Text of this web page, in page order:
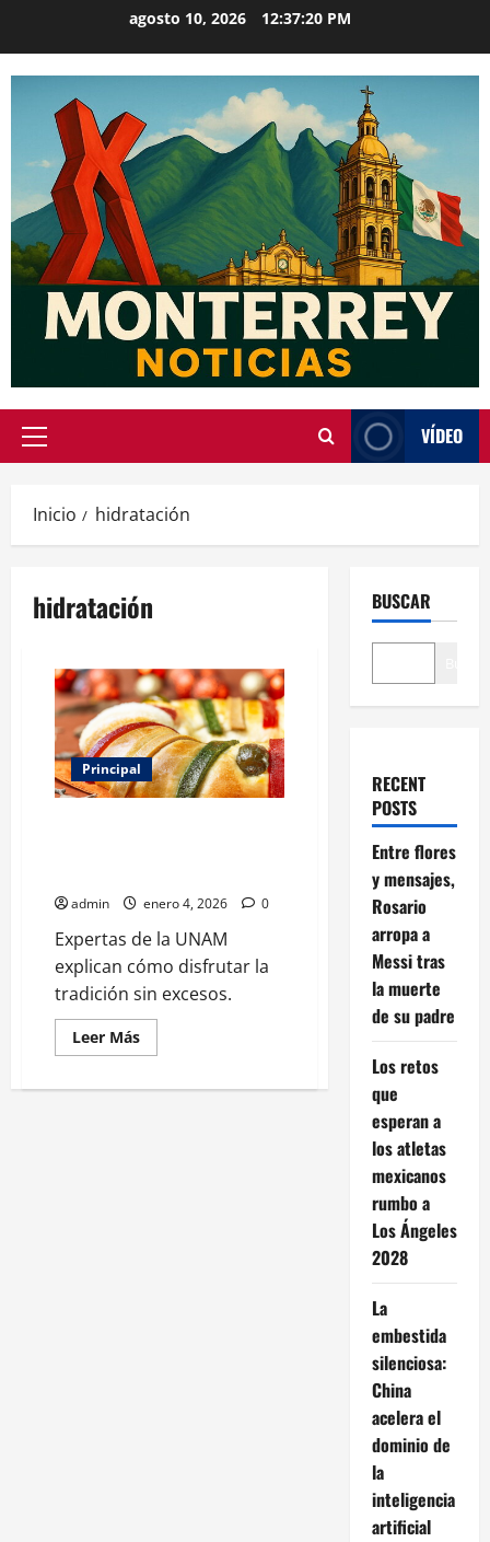
agosto 10, 2026 12:37:21 PM
Menú
VÍDEO
Inicio hidratación
hidratación
Principal
admin enero 4, 2026 0
Expertas de la UNAM
explican cómo disfrutar la
tradición sin excesos.
Leer MásLeer
más
¿Antojo
BUSCAR
RECENT
POSTS
Entre flores
y mensajes,
Rosario
arropa a
Messi tras
la muerte
de su padre
Los retos
que
esperan a
los atletas
mexicanos
rumbo a
Los Ángeles
2028
La
embestida
silenciosa:
China
acelera el
dominio de
la
inteligencia
artificial